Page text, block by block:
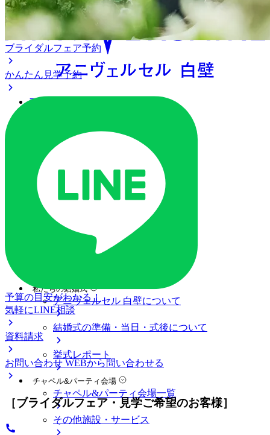
アクセス
ご列席の皆様へ
トピックス
ご予約・お問い合わせ
ブライダルフェア
ブライダルフェア一覧
ブライダルフェアの基礎知識
私たちの結婚式
アニヴェルセル 白壁について
結婚式の準備・当日・式後について
挙式レポート
チャペル&パーティ会場
チャペル&パーティ会場一覧
その他施設・サービス
ブライダルフェア予約
かんたん見学予約
予算の目安がわかる！
気軽にLINE相談
資料請求
お問い合わせ WEBから問い合わせる
［ブライダルフェア・見学ご希望のお客様］